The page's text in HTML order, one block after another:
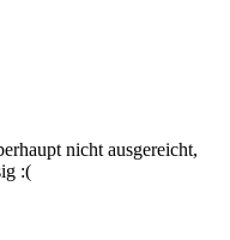
nicht aus­ge­reicht,
:(